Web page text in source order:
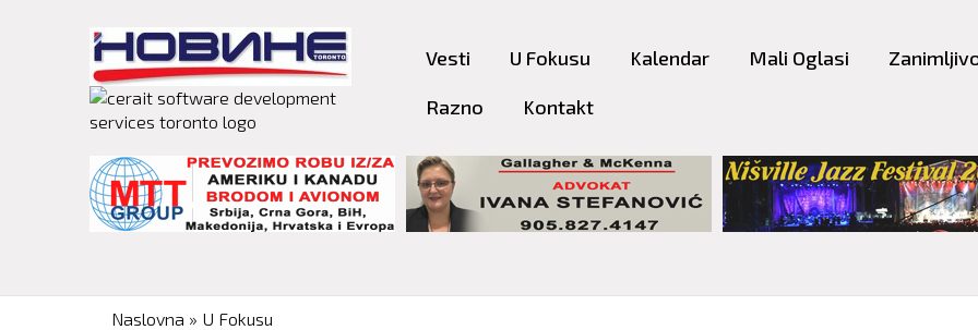
content
Vesti U Fokusu Kalendar Mali Oglasi
Razno Kontakt
You are here
Naslovna » U Fokusu